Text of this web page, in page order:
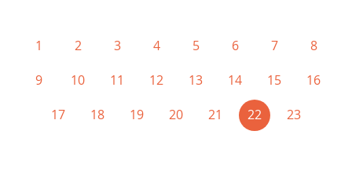
1 2 3 4 5 6 7
8
9
10 11 12 13 14 15
16
17
18 19 20 21 22 (current)
23